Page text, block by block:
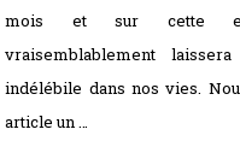
mois et sur cette
vraisemblablement
indélébile dans nos vies.
article un …